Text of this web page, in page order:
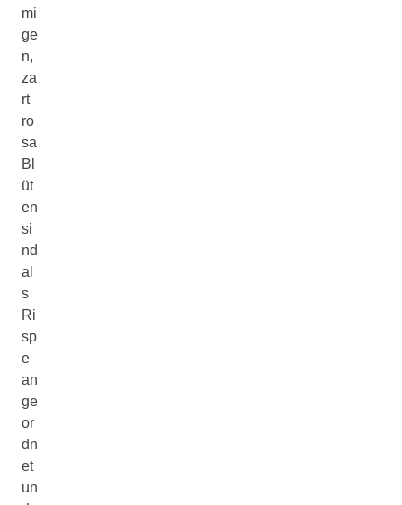
mi
ge
n,
za
rt
ro
sa
Bl
üt
en
si
nd
al
s
Ri
sp
e
an
ge
or
dn
et
un